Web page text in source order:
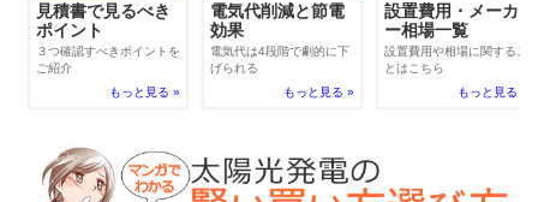
見積書で見るべき
ポイント
３つ確認すべきポイントを
ご紹介
もっと見る »
電気代削減と節電
効果
電気代は4段階で劇的に下
げられる
もっと見る »
設置費用・メーカ
ー相場一覧
設置費用や相場に関するこ
とはこちら
もっと見る »